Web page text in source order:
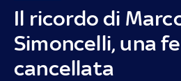
Il ricordo di
Simoncelli, una
cancellata